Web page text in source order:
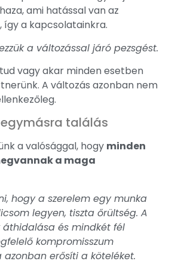
ami hatással van az
a kapcsolatainkra.
a változással járó pezsgést.
vagy akar minden esetben
A változás azonban nem
találás
a valósággal, hogy minden
a maga
hogy a szerelem egy munka
legyen, tiszta őrültség. A
áthidalása és mindkét fél
kompromisszum
erősíti a köteléket.